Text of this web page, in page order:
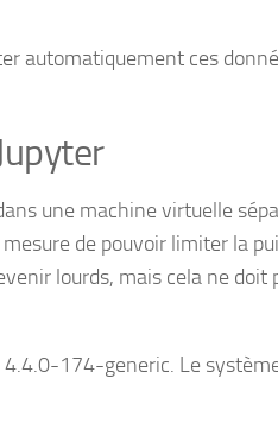
automatiquement ces
une machine virtuelle
de pouvoir limiter la
lourds, mais cela ne doit
4.4.0-174-generic. Le